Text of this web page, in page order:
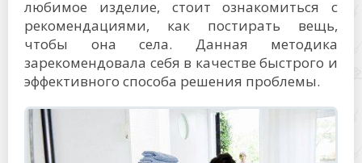
любимое изделие, стоит ознакомиться с
рекомендациями, как постирать вещь,
чтобы она села. Данная методика
зарекомендовала себя в качестве быстрого и
эффективного способа решения проблемы.